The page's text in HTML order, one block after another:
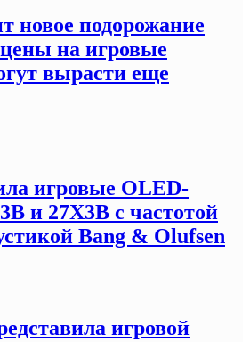
новое подорожание
на игровые
вырасти еще
игровые OLED-
и 27X3B с частотой
Bang & Olufsen
игровой